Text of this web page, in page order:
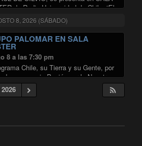
de Radio Universidad de Chile. “El
de Silvio” se presentará el viernes 07 de
de 2026, a las 20:00 horas, en la Sala
…Continuar leyendo"EL BAUL DE SILVIO
8, 2026 (SÁBADO)
PALOMAR EN SALA
8 a las 7:30 pm
Chile, su Tierra y su Gente, por
de su espacio Pasión por lo Nuestro,
ser parte de la obra Nostalgias
que el prestigioso conjunto